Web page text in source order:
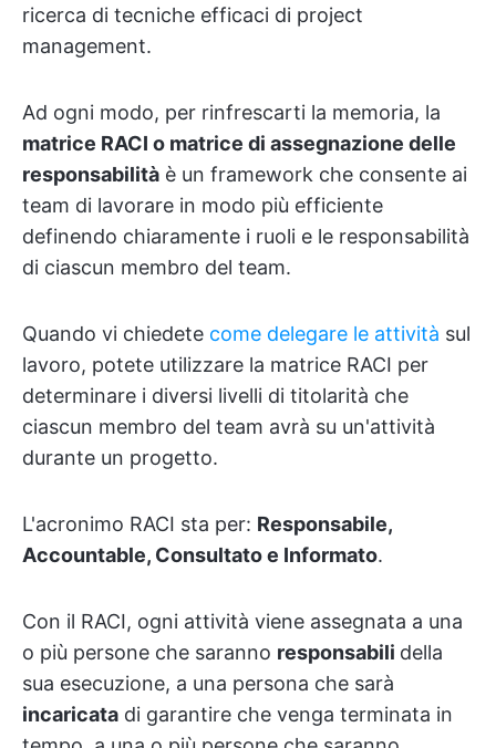
ricerca di tecniche efficaci di project
management.
Ad ogni modo, per rinfrescarti la memoria, la
matrice RACI o matrice di assegnazione delle
responsabilità è un framework che consente ai
team di lavorare in modo più efficiente
definendo chiaramente i ruoli e le responsabilità
di ciascun membro del team.
Quando vi chiedete come delegare le attività sul
lavoro, potete utilizzare la matrice RACI per
determinare i diversi livelli di titolarità che
ciascun membro del team avrà su un'attività
durante un progetto.
L'acronimo RACI sta per: Responsabile,
Accountable, Consultato e Informato.
Con il RACI, ogni attività viene assegnata a una
o più persone che saranno responsabili della
sua esecuzione, a una persona che sarà
incaricata di garantire che venga terminata in